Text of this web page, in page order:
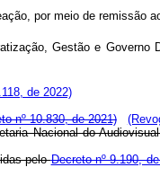
por meio de remissão
Gestão e
de 2022)
nº 10.830, de 2021)
Nacional do
peloDecreto nº 9.190,